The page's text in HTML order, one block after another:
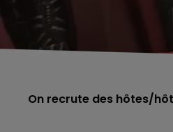
On recrute des hôtes/